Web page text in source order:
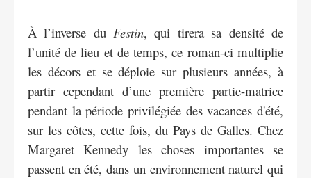
À l’inverse du Festin, qui tirera sa densité de
l’unité de lieu et de temps, ce roman-ci multiplie
les décors et se déploie sur plusieurs années, à
partir cependant d’une première partie-matrice
pendant la période privilégiée des vacances d'été,
sur les côtes, cette fois, du Pays de Galles. Chez
Margaret Kennedy les choses importantes se
passent en été, dans un environnement naturel qui